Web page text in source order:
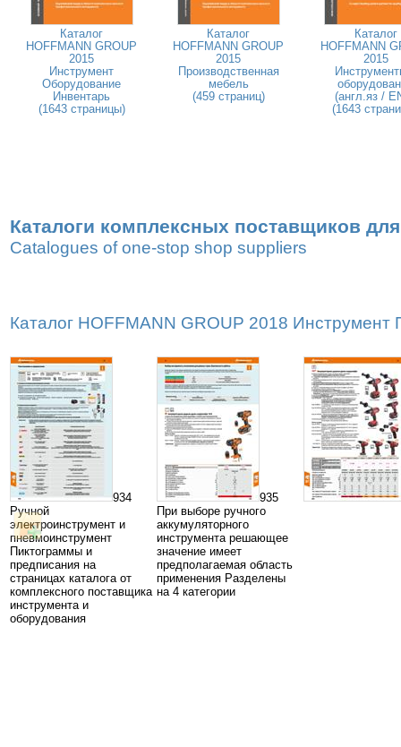
Каталог
HOFFMANN GROUP
2015
Инструмент
Оборудование
Инвентарь
(1643 страницы)
Каталог
HOFFMANN GROUP
2015
Производственная
мебель
(459 страниц)
Каталог
HOFFMANN
2015
(англ.яз /
(1643
Каталоги комплексных поставщиков
Catalogues of one-stop shop suppliers
Каталог HOFFMANN GROUP 2018
934
Ручной
электроинструмент и
пневмоинструмент
Пиктограммы и
предписания на
страницах каталога от
комплексного поставщика
инструмента и
оборудования
935
При выборе ручного
аккумуляторного
инструмента решающее
значение имеет
предполагаемая область
применения Разделены
на 4 категории